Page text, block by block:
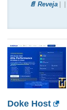
📄 Reveja
Doke Host